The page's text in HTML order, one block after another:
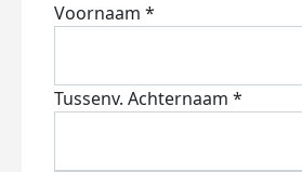
Voornaam *
Tussenv. Achternaam *